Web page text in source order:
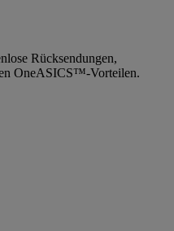
Rücksendungen,
OneASICS™-Vorteilen.